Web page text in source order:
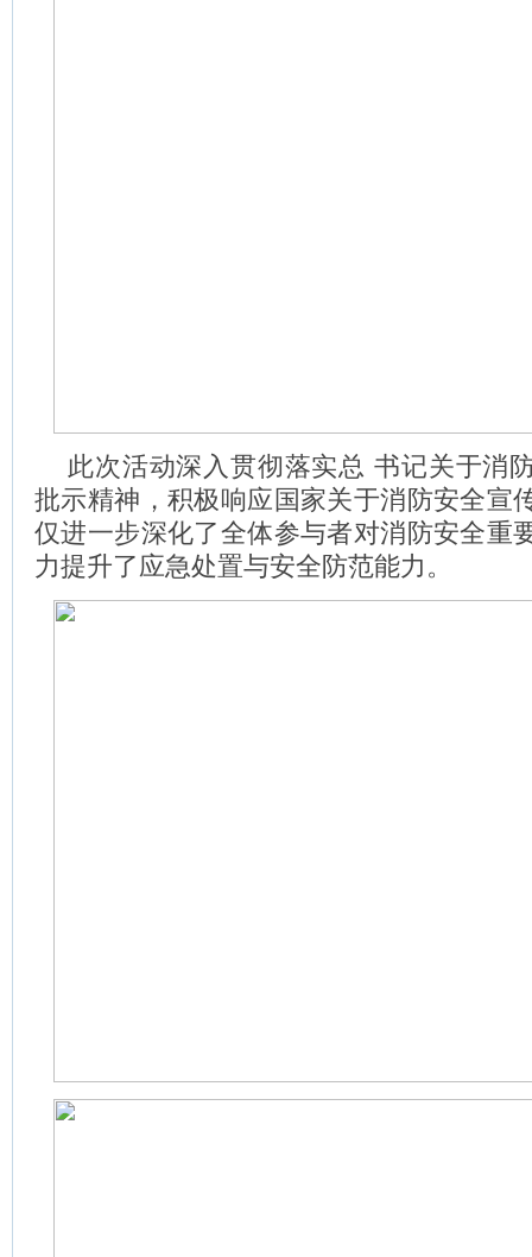
此次活动深入贯彻落实总 书记关于消
批示精神，积极响应国家关于消防安全宣
仅进一步深化了全体参与者对消防安全重
力提升了应急处置与安全防范能力。